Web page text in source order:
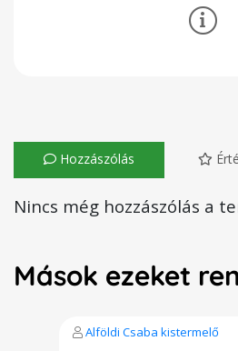
Hozzászólás
Nincs még hozzászólás a
Mások ezeket
Alföldi Csaba kistermelő